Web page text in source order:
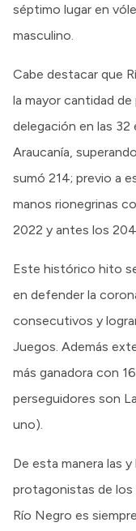
séptimo lugar en
masculino.
Cabe destacar que
la mayor cantidad
delegación en las 32
Araucanía,
sumó 214; previo a
manos rionegrinas
2022 y antes los 204
Este histórico hito
en defender la
consecutivos y
Juegos. Además
más ganadora con
perseguidores son
uno).
De esta manera las
protagonistas de los
Río Negro es